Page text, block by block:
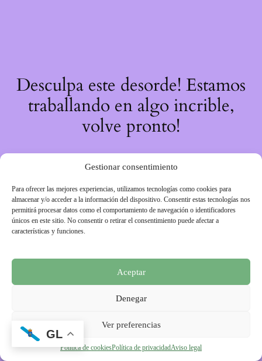
Gestionar consentimiento
Para ofrecer las mejores experiencias, utilizamos tecnologías como cookies para
almacenar y/o acceder a la información del dispositivo. Consentir estas tecnologías nos
permitirá procesar datos como el comportamiento de navegación o identificadores
únicos en este sitio. No consentir o retirar el consentimiento puede afectar a
características y funciones.
Aceptar
Denegar
Ver preferencias
Política de cookiesPolítica de privacidadAviso legal
Desculpa este desorde! Estamos
traballando en algo incrible,
volve pronto!
GL